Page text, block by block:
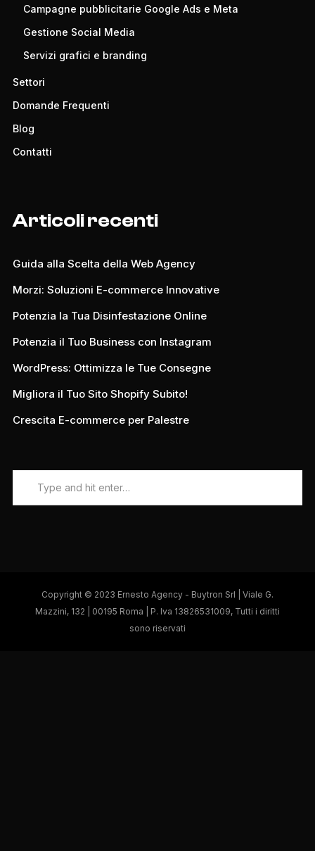
Campagne pubblicitarie Google Ads e Meta
Gestione Social Media
Servizi grafici e branding
Settori
Domande Frequenti
Blog
Contatti
Articoli recenti
Guida alla Scelta della Web Agency
Morzi: Soluzioni E-commerce Innovative
Potenzia la Tua Disinfestazione Online
Potenzia il Tuo Business con Instagram
WordPress: Ottimizza le Tue Consegne
Migliora il Tuo Sito Shopify Subito!
Crescita E-commerce per Palestre
Copyright © 2023 Ernesto Agency - Buytron Srl | Viale G.
Mazzini, 132 | 00195 Roma | P. Iva 13826531009, Tutti i diritti
sono riservati